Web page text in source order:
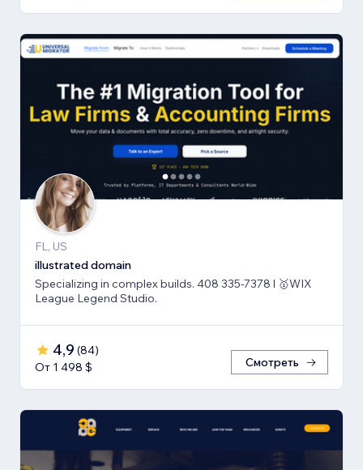
FL, US
illustrated domain
Specializing in complex builds. 408 335-7378 l 🥇WIX
League Legend Studio.
4,9 (84)
От 1 498 $
Смотреть